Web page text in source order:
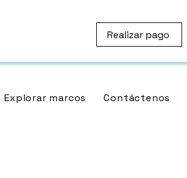
Realizar pago
Explorar marcos Contáctenos